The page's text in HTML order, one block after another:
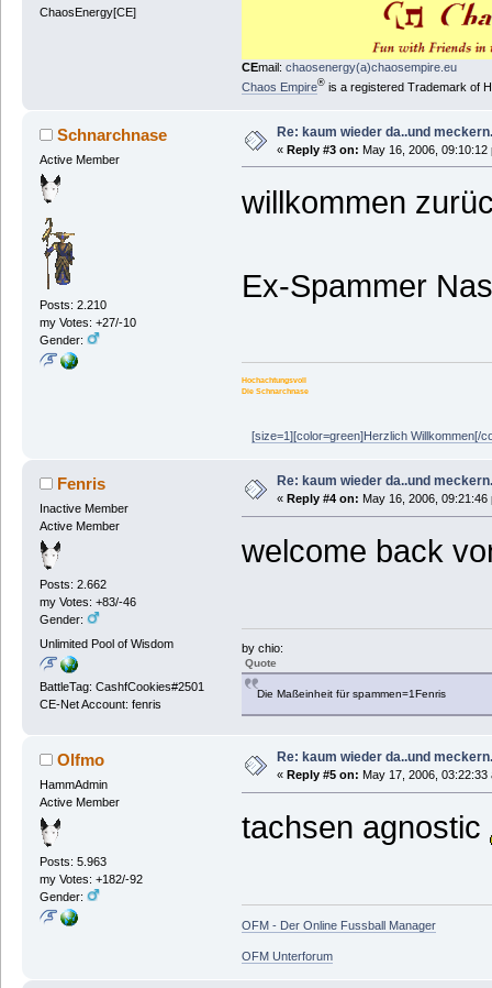
ChaosEnergy[CE]
CEmail: chaosenergy(a)chaosempire.eu
Chaos Empire®is a registered Trademark of
Schnarchnase
Active Member
Posts: 2.210
my Votes: +27/-10
Gender:
Re: kaum wieder da..und
« Reply #3 on: May 16, 2006, 09:10:12
willkommen
Ex-Spammer
Hochachtungsvoll
Die Schnarchnase
[size=1][color=green]Herzlich Willkommen[/
Fenris
Inactive Member
Active Member
Posts: 2.662
my Votes: +83/-46
Gender:
Unlimited Pool of Wisdom
BattleTag: CashfCookies#2501
CE-Net Account: fenris
Re: kaum wieder da..und
« Reply #4 on: May 16, 2006, 09:21:46
welcome back
by chio:
Quote
Die Maßeinheit für spammen=1Fenris
Olfmo
HammAdmin
Active Member
Posts: 5.963
my Votes: +182/-92
Gender:
Re: kaum wieder da..und
« Reply #5 on: May 17, 2006, 03:22:33
tachsen agnostic
OFM - Der Online Fussball Manager
OFM Unterforum